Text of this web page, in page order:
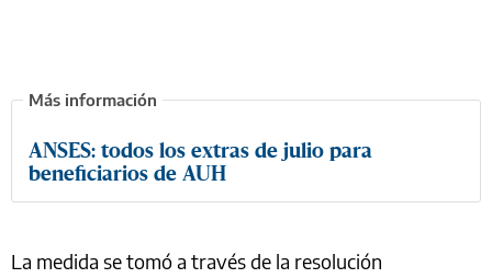
ANSES: todos los extras de julio para
beneficiarios de AUH
La medida se tomó a través de la resolución